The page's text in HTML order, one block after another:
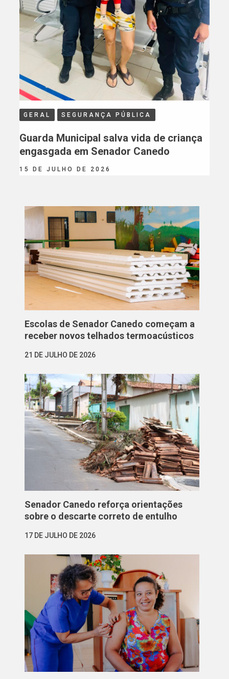
GERAL SEGURANÇA PÚBLICA
Guarda Municipal salva vida de criança
engasgada em Senador Canedo
15 DE JULHO DE 2026
Escolas de Senador Canedo começam a
receber novos telhados termoacústicos
21 DE JULHO DE 2026
Senador Canedo reforça orientações
sobre o descarte correto de entulho
17 DE JULHO DE 2026